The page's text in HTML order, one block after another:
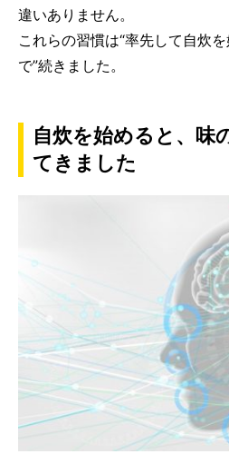
違いありません。
これらの習慣は“率先して自炊
で”続きました。
自炊を始めると、味
てきました